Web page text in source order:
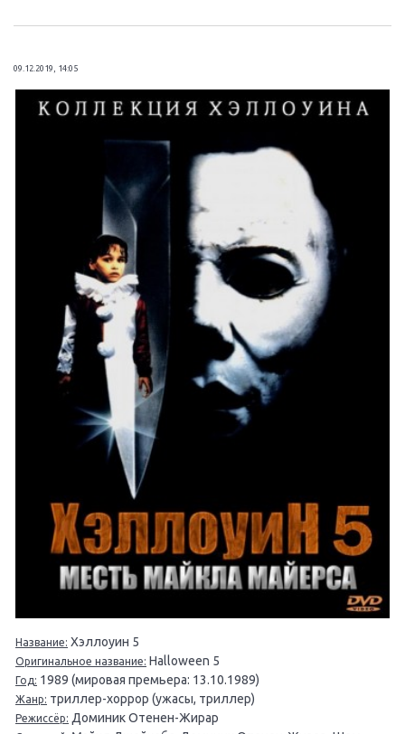
09.12.2019, 14:05
Название: Хэллоуин 5
Оригинальное название: Halloween 5
Год: 1989 (мировая премьера: 13.10.1989)
Жанр: триллер-хоррор (ужасы, триллер)
Режиссёр: Доминик Отенен-Жирар